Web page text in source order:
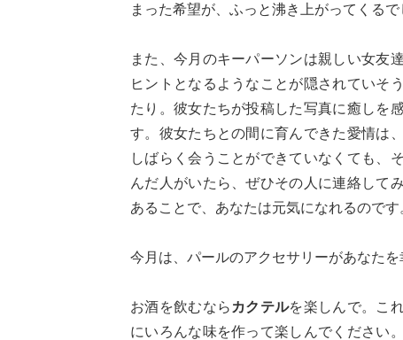
まった希望が、ふっと沸き上がってくるで
また、今月のキーパーソンは親しい女友
ヒントとなるようなことが隠されていそ
たり。彼女たちが投稿した写真に癒しを
す。彼女たちとの間に育んできた愛情は
しばらく会うことができていなくても、
んだ人がいたら、ぜひその人に連絡して
あることで、あなたは元気になれるのです
今月は、パールのアクセサリーがあなたを
お酒を飲むなら カクテルを楽しんで。こ
にいろんな味を作って楽しんでください